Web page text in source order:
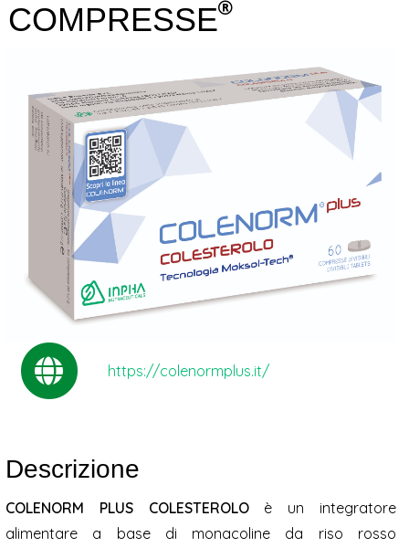
COMPRESSE
https://colenormplus.it/
Descrizione
COLENORM PLUS COLESTEROLOè un integratore
alimentare a base di monacoline da riso rosso